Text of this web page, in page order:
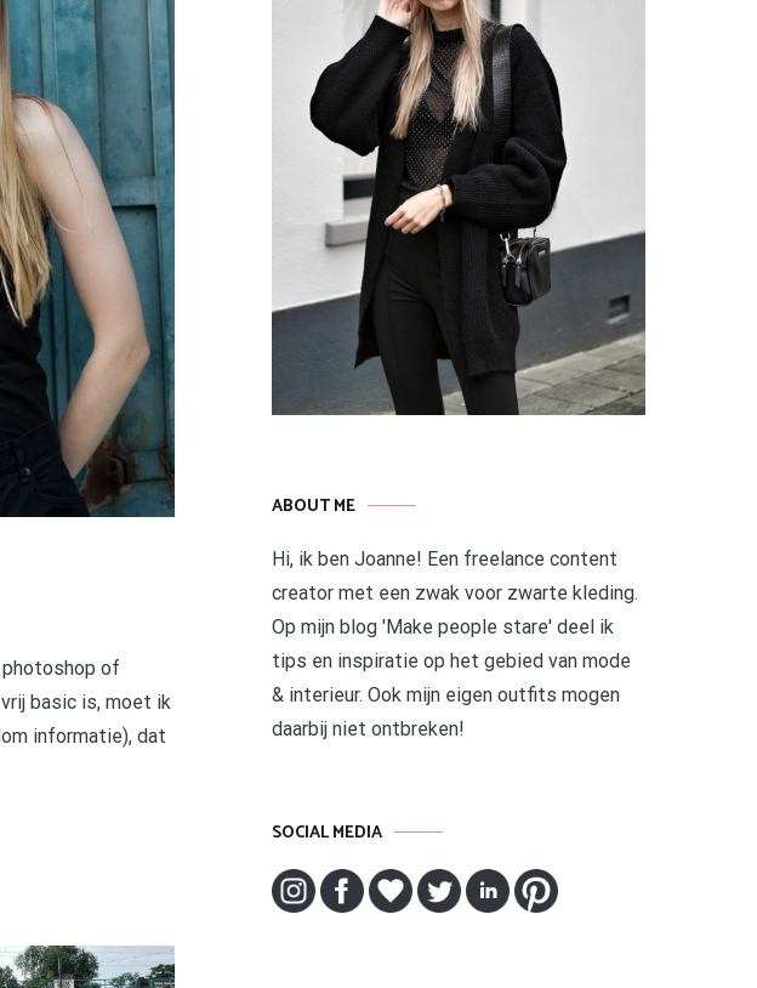
of
basic is, moet ik
informatie), dat
ABOUT ME
Hi, ik ben Joanne! Een freelance content
creator met een zwak voor zwarte kleding.
Op mijn blog 'Make people stare' deel ik
tips en inspiratie op het gebied van mode
& interieur. Ook mijn eigen outfits mogen
daarbij niet ontbreken!
SOCIAL MEDIA